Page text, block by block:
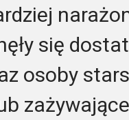
się
osoby